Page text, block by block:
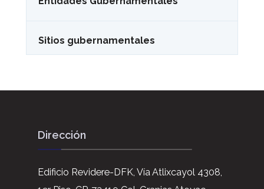
Sitios gubernamentales
Dirección
Edificio Revidere-DFK, Vía Atlixcayol 4308,